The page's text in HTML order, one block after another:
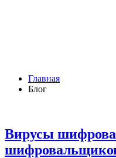
Главная
Блог
Вирусы